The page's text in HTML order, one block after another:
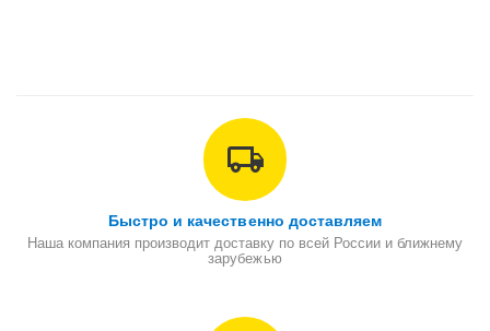
Быстро и качественно доставляем
Наша компания производит доставку по всей России и ближнему
зарубежью